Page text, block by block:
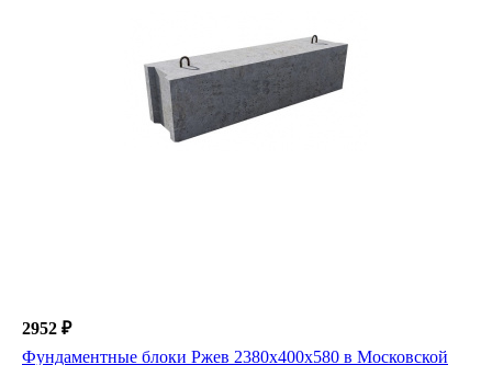
2952 ₽
Фундаментные блоки Ржев 2380х400х580 в Московской